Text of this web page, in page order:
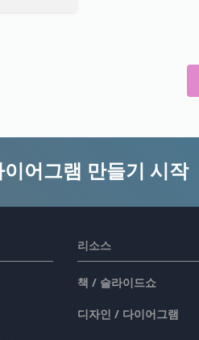
이어그램 만들기 시작
리소스
책 / 슬라이드쇼
디자인 / 다이어그램